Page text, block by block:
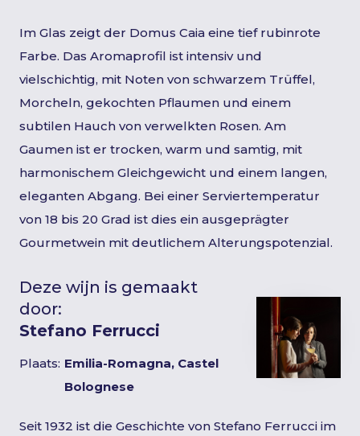
Im Glas zeigt der Domus Caia eine tief rubinrote
Farbe. Das Aromaprofil ist intensiv und
vielschichtig, mit Noten von schwarzem Trüffel,
Morcheln, gekochten Pflaumen und einem
subtilen Hauch von verwelkten Rosen. Am
Gaumen ist er trocken, warm und samtig, mit
harmonischem Gleichgewicht und einem langen,
eleganten Abgang. Bei einer Serviertemperatur
von 18 bis 20 Grad ist dies ein ausgeprägter
Gourmetwein mit deutlichem Alterungspotenzial.
Deze wijn is gemaakt
door:
Stefano Ferrucci
Plaats: Emilia-Romagna, Castel
Bolognese
Seit 1932 ist die Geschichte von Stefano Ferrucci im